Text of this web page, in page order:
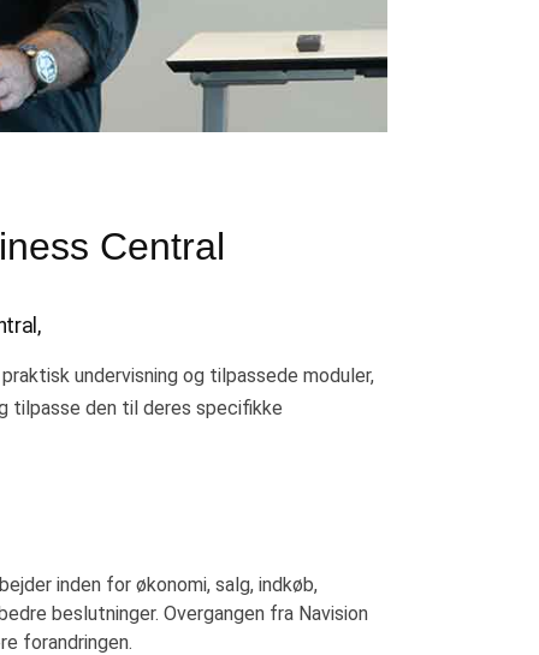
Central
undervisning og tilpassede moduler,
tilpasse den til deres specifikke
inden for økonomi, salg, indkøb,
beslutninger. Overgangen fra Navision
forandringen.